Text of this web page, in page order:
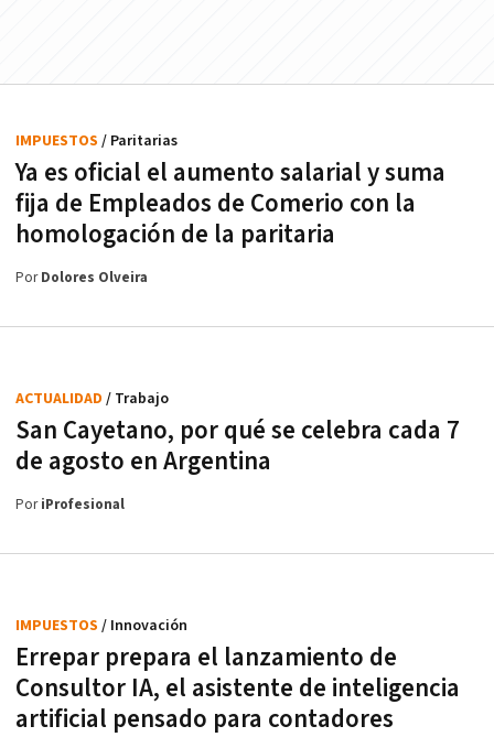
Ya es oficial el aumento salarial y suma
fija de Empleados de Comerio con la
homologación de la paritaria
IMPUESTOS / Paritarias
PorDolores Olveira
San Cayetano, por qué se celebra cada 7
de agosto en Argentina
ACTUALIDAD / Trabajo
PoriProfesional
Errepar prepara el lanzamiento de
Consultor IA, el asistente de inteligencia
artificial pensado para contadores
IMPUESTOS / Innovación